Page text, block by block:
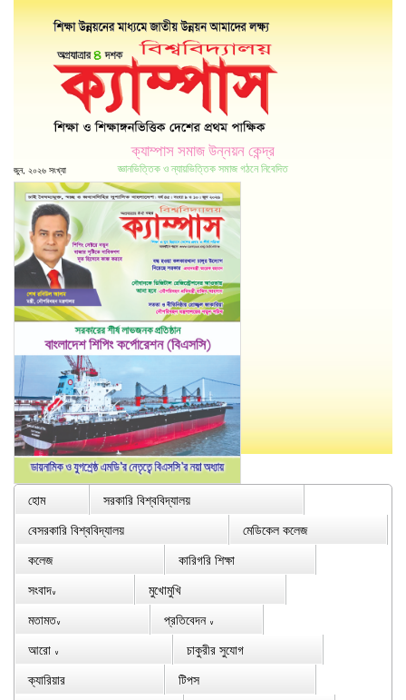
ক্যাম্পাস সমাজ উন্নয়ন কেন্দ্র
জ্ঞানভিত্তিক ও ন্যায়ভিত্তিক সমাজ গঠনে নিবেদিত
জুন, ২০২৬ সংখ্যা
হোম
সরকারি বিশ্ববিদ্যালয়
বেসরকারি বিশ্ববিদ্যালয়
মেডিকেল কলেজ
কলেজ
কারিগরি শিক্ষা
সংবাদ∨
মুখোমুখি
মতামত∨ প্রতিবেদন ∨
আরো ∨
চাকুরীর সুযোগ
ক্যারিয়ার
টিপস